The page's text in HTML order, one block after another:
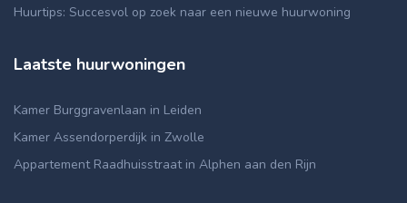
Huurtips: Succesvol op zoek naar een nieuwe huurwoning
Laatste huurwoningen
Kamer Burggravenlaan in Leiden
Kamer Assendorperdijk in Zwolle
Appartement Raadhuisstraat in Alphen aan den Rijn